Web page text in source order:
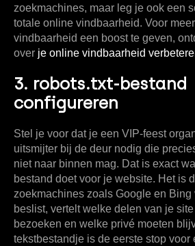
zoekmachines, maar leg je ook een
totale online vindbaarheid. Voor
vindbaarheid een boost te geven,
over je online vindbaarheid
3. robots.txt-bestand
configureren
Stel je voor dat je een VIP-feest
uitsmijter bij de deur nodig die
niet naar binnen mag. Dat is exact
bestand doet voor je website. Het is
zoekmachines zoals Google en
beslist, vertelt welke delen van je
bezoeken en welke privé moeten
tekstbestandje is de eerste stop voor